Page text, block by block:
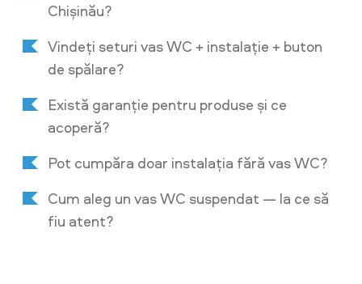
Chișinău?
Vindeți seturi vas WC + instalație + buton
de spălare?
Există garanție pentru produse și ce
acoperă?
Pot cumpăra doar instalația fără vas WC?
Cum aleg un vas WC suspendat — la ce să
fiu atent?